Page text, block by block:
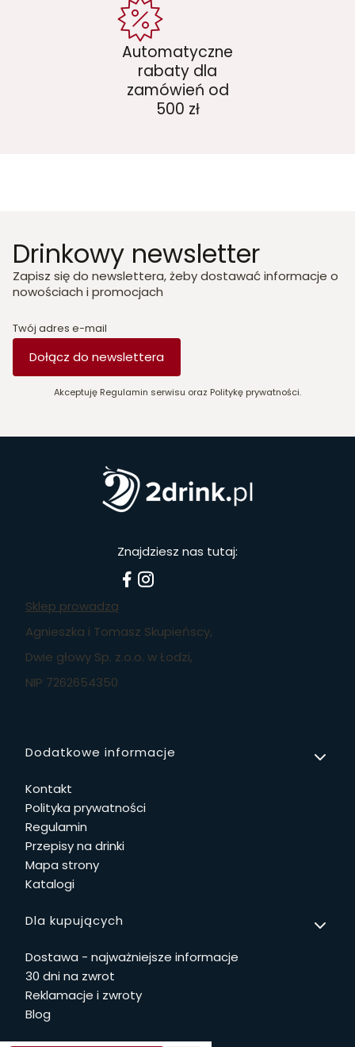
Automatyczne
rabaty dla
zamówień od
500 zł
Drinkowy newsletter
Zapisz się do newslettera, żeby dostawać informacje o
nowościach i promocjach
Twój adres e-mail
Dołącz do newslettera
Akceptuję Regulamin serwisu oraz Politykę prywatności.
Znajdziesz nas tutaj:
Sklep prowadzą
Agnieszka i Tomasz Skupieńscy,
Dwie głowy Sp. z.o.o. w Łodzi,
NIP 7262654350
Linki w stopce
Dodatkowe informacje
Kontakt
Polityka prywatności
Regulamin
Przepisy na drinki
Mapa strony
Katalogi
Dla kupujących
Dostawa - najważniejsze informacje
30 dni na zwrot
Reklamacje i zwroty
Blog